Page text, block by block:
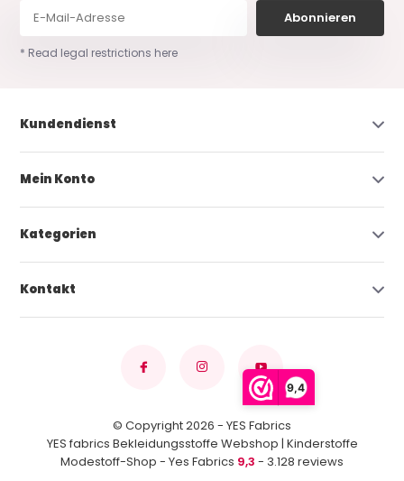
9,4
Abonnieren
* Read legal restrictions here
Kundendienst
Mein Konto
Kategorien
Kontakt
© Copyright 2026 - YES Fabrics
YES fabrics Bekleidungsstoffe Webshop | Kinderstoffe
Modestoff-Shop - Yes Fabrics 9,3 - 3.128 reviews